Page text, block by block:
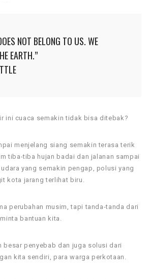
NOT BELONG TO US. WE
EARTH.”
ini cuaca semakin tidak bisa ditebak?
menjelang siang semakin terasa terik
tiba-tiba hujan badai dan jalanan sampai
yang semakin pengap, polusi yang
kota jarang terlihat biru.
perubahan musim, tapi tanda-tanda dari
bantuan kita.
besar penyebab dan juga solusi dari
kita sendiri, para warga perkotaan.